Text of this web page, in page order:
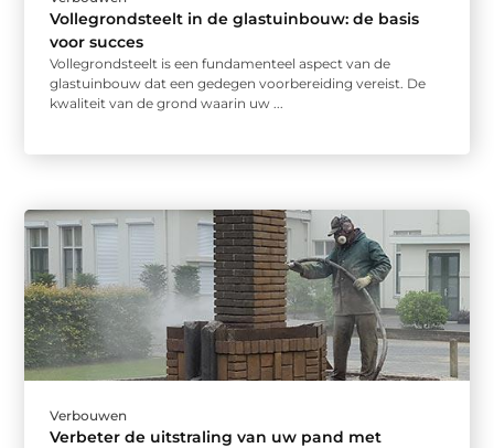
Vollegrondsteelt in de glastuinbouw: de basis
voor succes
Vollegrondsteelt is een fundamenteel aspect van de
glastuinbouw dat een gedegen voorbereiding vereist. De
kwaliteit van de grond waarin uw ...
Verbouwen
Verbeter de uitstraling van uw pand met